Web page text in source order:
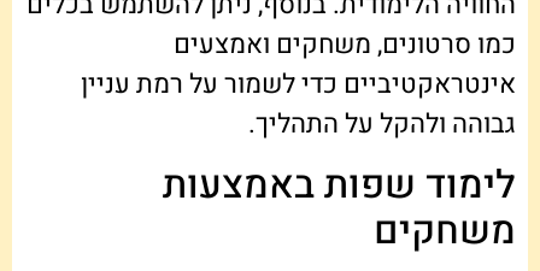
כמו סרטונים, משחקים ואמצעים
אינטראקטיביים כדי לשמור על רמת עניין
גבוהה ולהקל על התהליך.
לימוד שפות באמצעות
משחקים